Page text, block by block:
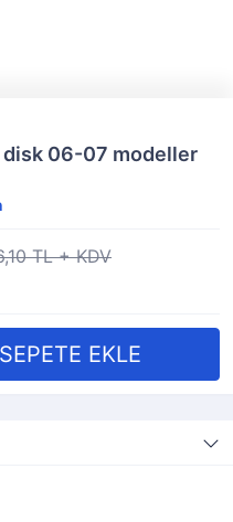
06-07 modeller
TL + KDV